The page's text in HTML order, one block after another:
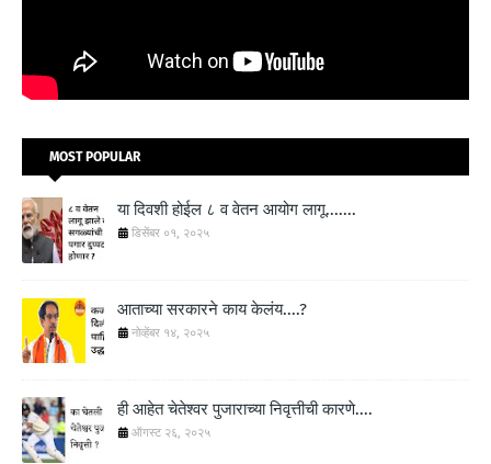
MOST POPULAR
या दिवशी होईल ८ व वेतन आयोग लागू.......
डिसेंबर ०१, २०२५
आताच्या सरकारने काय केलंय....?
नोव्हेंबर १४, २०२५
ही आहेत चेतेश्वर पुजाराच्या निवृत्तीची कारणे....
ऑगस्ट २६, २०२५